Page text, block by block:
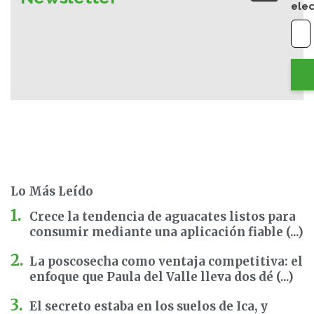
Lo Más Leído
Crece la tendencia de aguacates listos para
consumir mediante una aplicación fiable (...)
La poscosecha como ventaja competitiva: el
enfoque que Paula del Valle lleva dos dé (...)
El secreto estaba en los suelos de Ica, y